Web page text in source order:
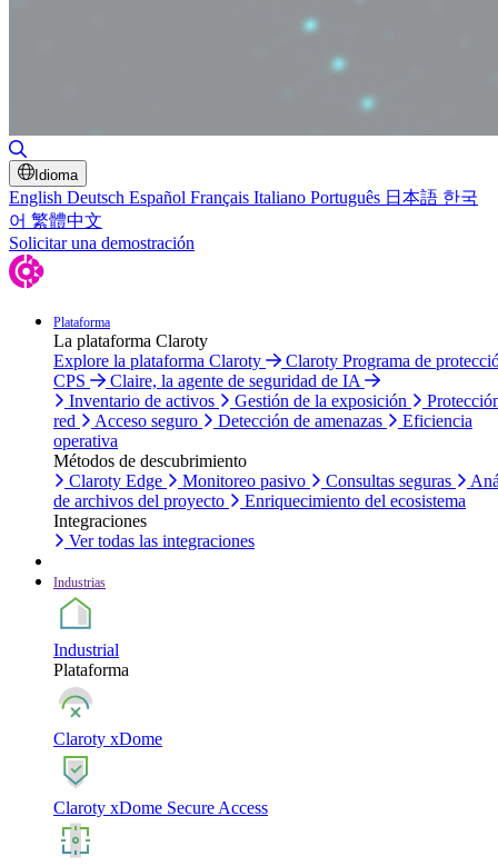
Idioma
English Deutsch Español Français Italiano Português 日本語 한국
어 繁體中文
Solicitar una demostración
Plataforma
La plataforma Claroty
Explore la plataforma Claroty
Claroty Programa de
CPS
Claire, la agente de seguridad de IA
Inventario de activos
Gestión de la exposición
red
Acceso seguro Detección de amenazas
Eficiencia
operativa
Métodos de descubrimiento
Claroty Edge
Monitoreo pasivo Consultas seguras
de archivos del proyecto
Enriquecimiento del ecosistema
Integraciones
Ver todas las integraciones
Industrias
Industrial
Plataforma
Claroty xDome
Claroty xDome Secure Access